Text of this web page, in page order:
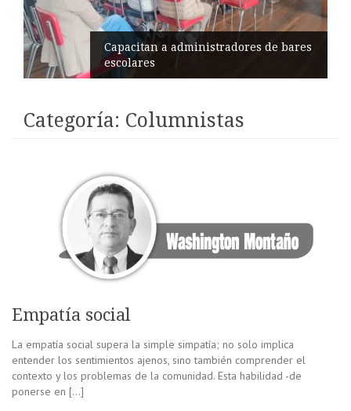
Éxito en recital de Ciudad Poética
Categoría: Columnistas
Empatía social
La empatía social supera la simple simpatía; no solo implica
entender los sentimientos ajenos, sino también comprender el
contexto y los problemas de la comunidad. Esta habilidad -de
ponerse en […]